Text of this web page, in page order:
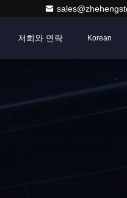
저희와 연락 Korean